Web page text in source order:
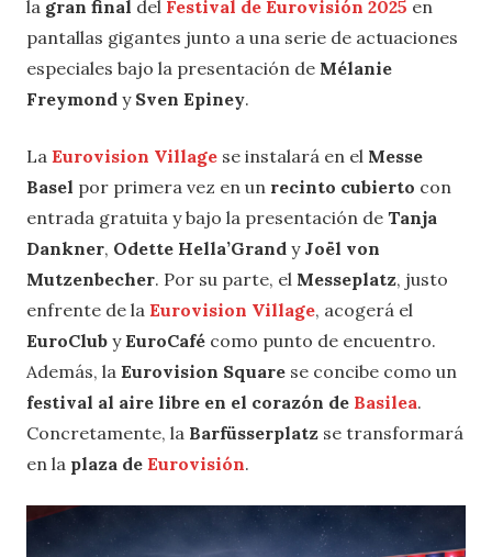
la gran final del Festival de Eurovisión 2025 en
pantallas gigantes junto a una serie de actuaciones
especiales bajo la presentación de Mélanie
Freymond y Sven Epiney.
La Eurovision Village se instalará en el Messe
Basel por primera vez en un recinto cubierto con
entrada gratuita y bajo la presentación de Tanja
Dankner, Odette Hella’Grand y Joël von
Mutzenbecher. Por su parte, el Messeplatz, justo
enfrente de la Eurovision Village, acogerá el
EuroClub yEuroCafé como punto de encuentro.
Además, la Eurovision Square se concibe como un
festival al aire libre en el corazón de Basilea.
Concretamente, la Barfüsserplatz se transformará
en la plaza de Eurovisión.